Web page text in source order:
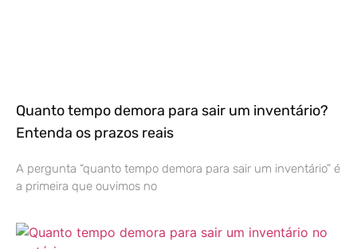
Quanto tempo demora para sair um inventário?
Entenda os prazos reais
A pergunta “quanto tempo demora para sair um inventário” é
a primeira que ouvimos no